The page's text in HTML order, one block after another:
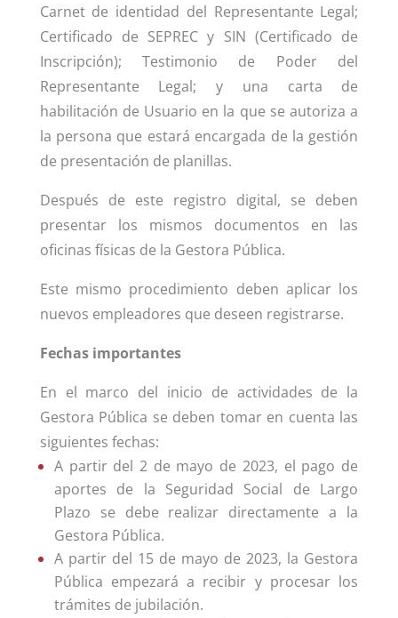
Carnet de identidad del Representante Legal;
Certificado de SEPREC y SIN (Certificado de
Inscripción); Testimonio de Poder del
Representante Legal; y una carta de
habilitación de Usuario en la que se autoriza a
la persona que estará encargada de la gestión
de presentación de planillas.
Después de este registro digital, se deben
presentar los mismos documentos en las
oficinas físicas de la Gestora Pública.
Este mismo procedimiento deben aplicar los
nuevos empleadores que deseen registrarse.
Fechas importantes
En el marco del inicio de actividades de la
Gestora Pública se deben tomar en cuenta las
siguientes fechas:
A partir del 2 de mayo de 2023, el pago de
aportes de la Seguridad Social de Largo
Plazo se debe realizar directamente a la
Gestora Pública.
A partir del 15 de mayo de 2023, la Gestora
Pública empezará a recibir y procesar los
trámites de jubilación.